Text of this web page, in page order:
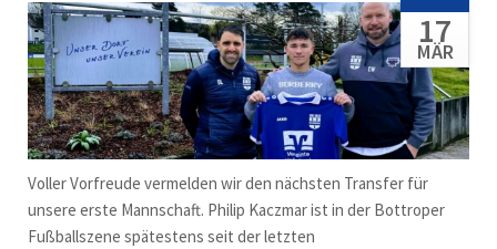
17
MÄR
Voller Vorfreude vermelden wir den nächsten Transfer für
unsere erste Mannschaft. Philip Kaczmar ist in der Bottroper
Fußballszene spätestens seit der letzten